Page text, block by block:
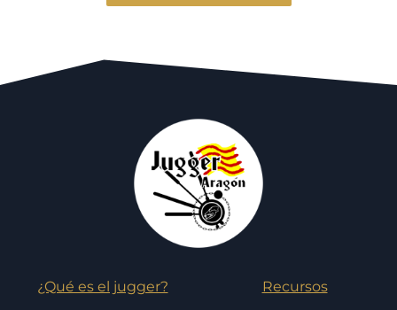
¿Qué es el jugger? Recursos